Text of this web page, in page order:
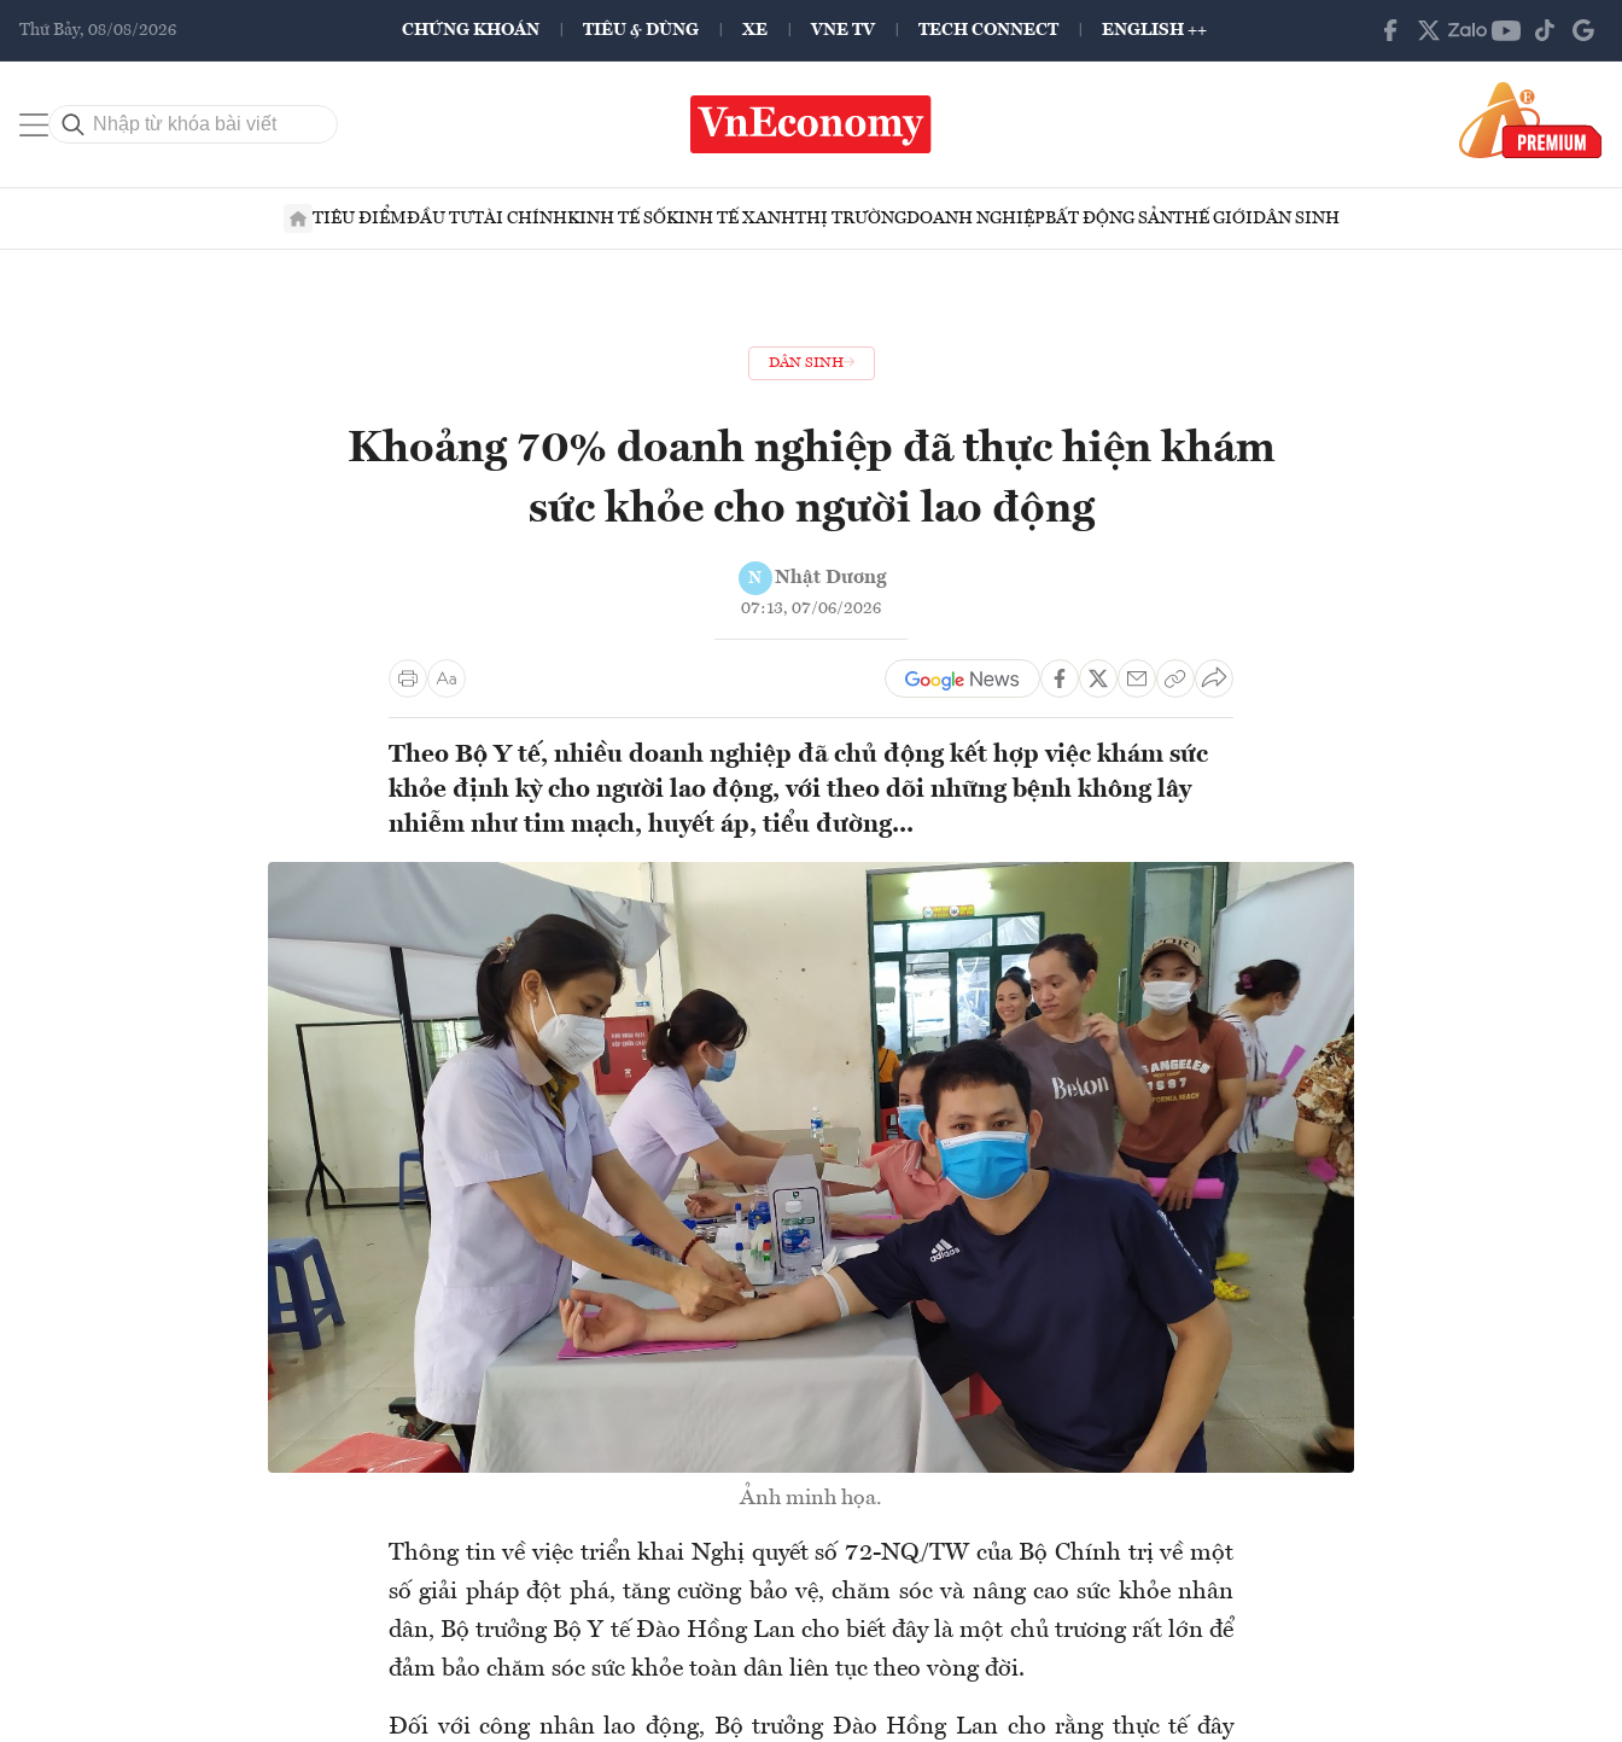
Thứ Bảy, 08/08/2026 CHỨNG KHOÁN TIÊU & DÙNG XE VNE TV TECH CONNECT ENGLISH ++
TIÊU ĐIỂMĐẦU TƯTÀI CHÍNHKINH TẾ SỐKINH TẾ XANHTHỊ TRƯỜNGDOANH NGHIỆPBẤT ĐỘNG SẢNTHẾ GIỚIDÂN SINH
DÂN SINH
Khoảng 70% doanh nghiệp đã thực hiện khám
sức khỏe cho người lao động
N Nhật Dương
07:13, 07/06/2026
Theo Bộ Y tế, nhiều doanh nghiệp đã chủ động kết hợp việc khám sức
khỏe định kỳ cho người lao động, với theo dõi những bệnh không lây
nhiễm như tim mạch, huyết áp, tiểu đường...
Ảnh minh họa.
Thông tin về việc triển khai Nghị quyết số 72-NQ/TW của Bộ Chính trị về một
số giải pháp đột phá, tăng cường bảo vệ, chăm sóc và nâng cao sức khỏe nhân
dân, Bộ trưởng Bộ Y tế Đào Hồng Lan cho biết đâylà một chủ trương rất lớn để
đảm bảo chăm sóc sức khỏe toàn dân liên tục theo vòng đời.
Đốivới công nhân lao động, Bộ trưởng Đào Hồng Lan cho rằng thực tế đây